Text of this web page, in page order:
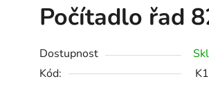
Počítadlo řad
Dostupnost
Kód: